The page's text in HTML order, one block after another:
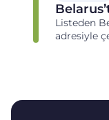
Listeden
adresiyle